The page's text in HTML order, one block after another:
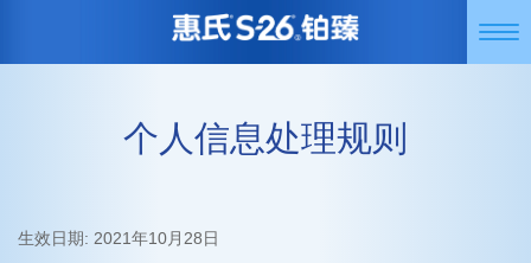
到
个人信息处理规则
生效日期: 2021年10月28日